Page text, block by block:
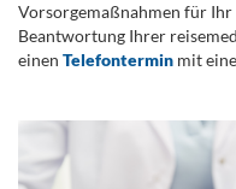
Vorsorgemaßnahmen für Ihr
Beantwortung Ihrer
einen Telefontermin mit